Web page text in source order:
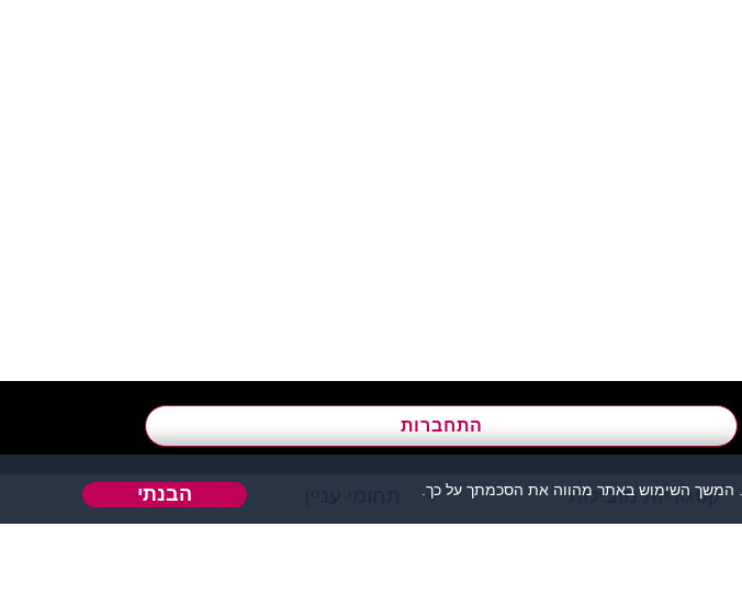
התחברות
קטגוריות מובילות
. המשך השימוש באתר מהווה את הסכמתך על כך. הבנתי